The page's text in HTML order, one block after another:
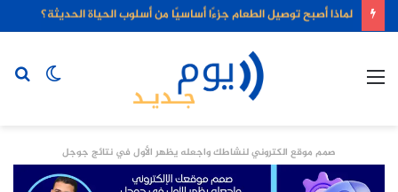
لماذا أصبح توصيل الطعام جزءًا أساسيًا من أسلوب الحياة الحديثة؟
الوضع
صمم موقع الكتروني لنشاطك واجعله يظهر الأول في نتائج جوجل